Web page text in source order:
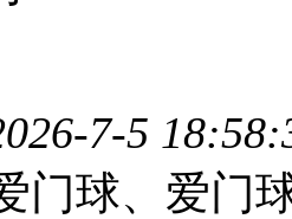
7-5
门球、爱门